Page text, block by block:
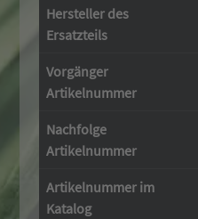
Hersteller des
Ersatzteils
Vorgänger
Artikelnummer
Nachfolge
Artikelnummer
Artikelnummer im
Katalog